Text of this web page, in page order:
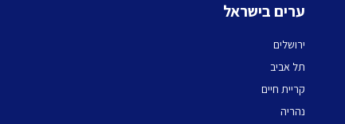
ערים בישראל
ירושלים
תל אביב
קריית חיים
נהריה